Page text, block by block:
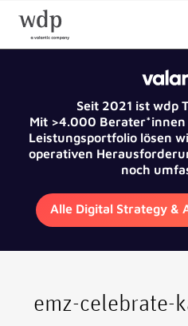
Seit 2021 ist wdp
Mit >4.000
Leistungsportfolio lösen
operativen
noch
Alle Digital Strategy &
emz-celebrate-